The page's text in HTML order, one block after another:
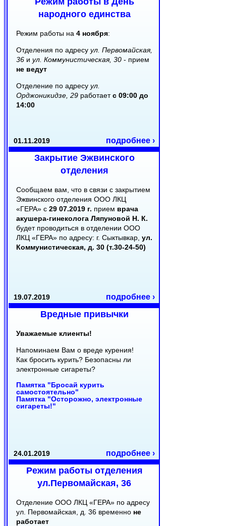
народного единства
Режим работы на 4 ноября:
Отделения по адресу ул. Первомайская,
36 и ул. Коммунистическая, 30 - прием
не ведут
Отделение по адресу ул.
Орджоникидзе, 29 работаетс 09:00 до
14:00
01.11.2019 подробнее ›
Закрытие Эжвинского
отделения
Сообщаем вам, что в связи с закрытием
Эжвинского отделения ООО ЛКЦ
«ГЕРА» с 29 07.2019 г. прием врача
акушера-гинеколога Ляпуновой Н. К.
будет проводиться в отделении ООО
ЛКЦ «ГЕРА» по адресу: г. Сыктывкар, ул.
Коммунистическая, д. 30 (т.30-24-50)
19.07.2019 подробнее ›
Вредные привычки
Уважаемые клиенты!
Напоминаем Вам о вреде курения!
Как бросить курить? Безопасны ли
электронные сигареты?
Памятка "Бросай курить
самостоятельно"
Памятка "Осторожно, электронные
сигареты!"
24.01.2019 подробнее ›
Режим работы отделения
ул.Первомайская, 36
Отделение ООО ЛКЦ «ГЕРА» по адресу
ул. Первомайская, д. 36 временно не
работает